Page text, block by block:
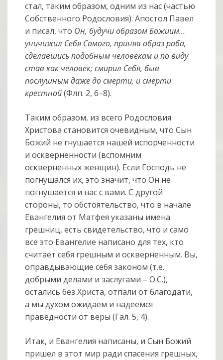
стал, таким образом, одним из нас (частью
Собственного Родословия). Апостол Павел
и писал, что Он, будучи образом Божиим…
уничижил Себя Самого, приняв образ раба,
сделавшись подобным человекам и по виду
став как человек; смирил Себя, быв
послушным даже до смерти, и смерти
крестной(Флп. 2, 6–8).
Таким образом, из всего Родословия
Христова становится очевидным, что Сын
Божий не гнушается нашей испорченности
и оскверненности (вспомним
оскверненных женщин). Если Господь не
погнушался их, это значит, что Он не
погнушается и нас с вами. С другой
стороны, то обстоятельство, что в начале
Евангелия от Матфея указаны имена
грешниц, есть свидетельство, что и само
все это Евангелие написано для тех, кто
считает себя грешным и оскверненным. Вы,
оправдывающие себя законом (т.е.
добрыми делами и заслугами – О.С.),
остались без Христа, отпали от благодати,
а мы духом ожидаем и надеемся
праведности от веры (Гал. 5, 4).
Итак, и Евангелия написаны, и Сын Божий
пришел в этот мир ради спасения грешных,